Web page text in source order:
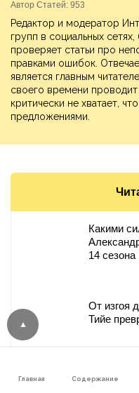
Автор Статей: 953
Редактор и модератор
групп в социальных
проверяет статьи про
правками ошибок.
является главным
своего времени проводит
критически не хватает,
предложениями.
Какими
14
От изгоя
Тийе
Иван
Главная Содержание